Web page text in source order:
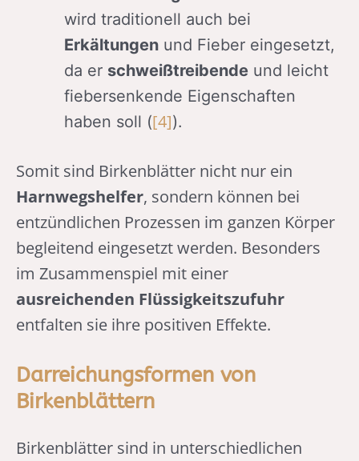
wird traditionell auch bei
Erkältungen und Fieber eingesetzt,
da er schweißtreibende und leicht
fiebersenkende Eigenschaften
haben soll ([4]).
Somit sind Birkenblätter nicht nur ein
Harnwegshelfer, sondern können bei
entzündlichen Prozessen im ganzen Körper
begleitend eingesetzt werden. Besonders
im Zusammenspiel mit einer
ausreichenden Flüssigkeitszufuhr
entfalten sie ihre positiven Effekte.
Darreichungsformen von
Birkenblättern
Birkenblätter sind in unterschiedlichen